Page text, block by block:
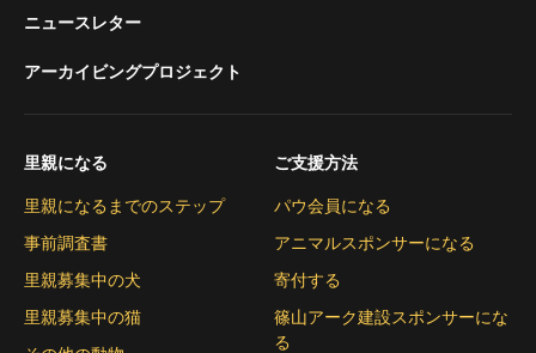
ニュースレター
アーカイビングプロジェクト
里親になる
里親になるまでのステップ
事前調査書
里親募集中の犬
里親募集中の猫
ご支援方法
パウ会員になる
アニマルスポンサーになる
寄付する
篠山アーク建設スポンサーにな
る